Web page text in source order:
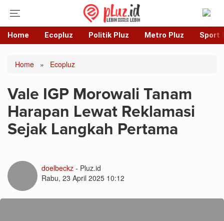
Home Ecopluz Politik Pluz Metro Pluz Sport
Home » Ecopluz
Vale IGP Morowali Tanam
Harapan Lewat Reklamasi
Sejak Langkah Pertama
doelbeckz - Pluz.id
Rabu, 23 April 2025 10:12